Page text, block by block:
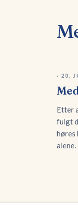
· 20.
Etter
fulgt
høres
alene.